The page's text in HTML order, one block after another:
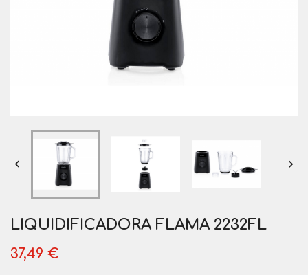
 
LIQUIDIFICADORA FLAMA 2232FL
37,49 €